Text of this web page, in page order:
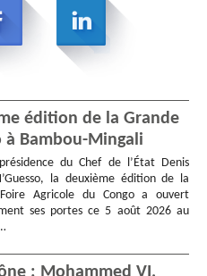
édition de la Grande
à Bambou-Mingali
du Chef de l’État Denis
la deuxième édition de la
Agricole du Congo a ouvert
ses portes ce 5 août 2026 au
: Mohammed VI,